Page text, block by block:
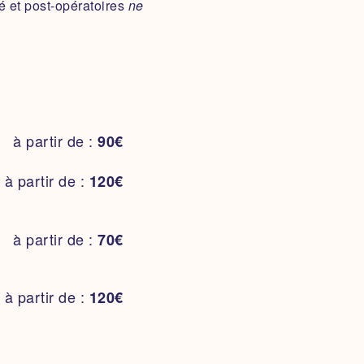
et post-opératoires ne
à partir de :90€
à partir de : 120€
à partir de :70€
à partir de : 120€
à partir de :90€
à partir de : 700€
à partir de :
à partir de :